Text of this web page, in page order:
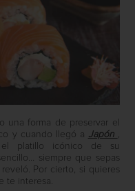
una forma de preservar el
y cuando llegó a Japón ,
el platillo icónico de su
siempre que sepas
Por cierto, si quieres
te interesa.